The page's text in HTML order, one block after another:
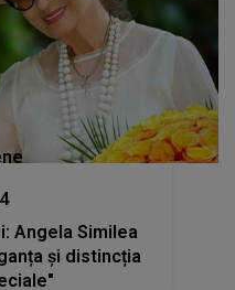
Angela Similea
și distincția